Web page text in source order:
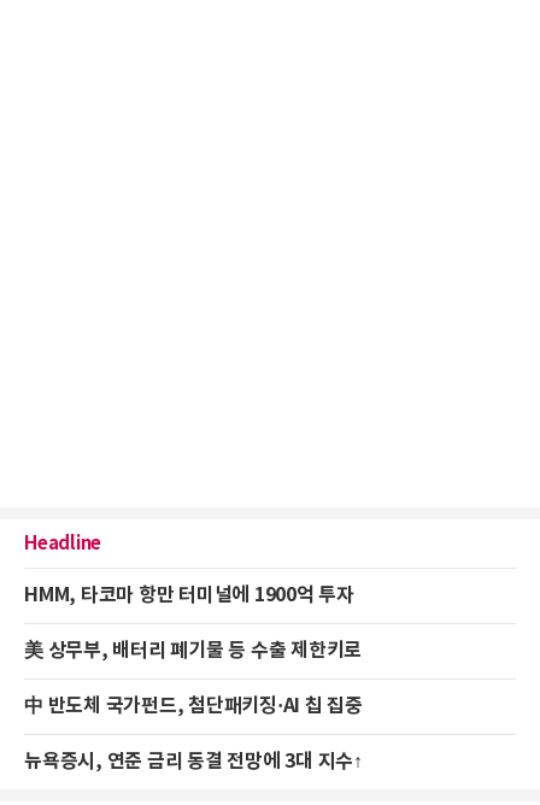
Headline
HMM, 타코마 항만 터미널에 1900억 투자
美 상무부, 배터리 폐기물 등 수출 제한키로
中 반도체 국가펀드, 첨단패키징·AI 칩 집중
뉴욕증시, 연준 금리 동결 전망에 3대 지수↑